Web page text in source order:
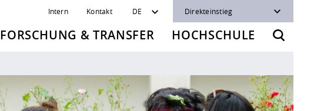
Intern Kontakt DE Direkteinstieg
FORSCHUNG & TRANSFER HOCHSCHULE